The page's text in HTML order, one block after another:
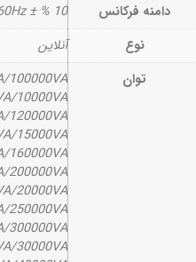
دامنه فرکانس
± % 10
نوع
آنلاین
توان
100000VA
10000VA
120000VA
15000VA
160000VA
200000VA
20000VA
250000VA
300000VA
30000VA